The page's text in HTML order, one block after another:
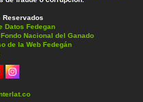
Reservados
Datos Fedegan
Nacional del Ganado
de la Web Fedegán